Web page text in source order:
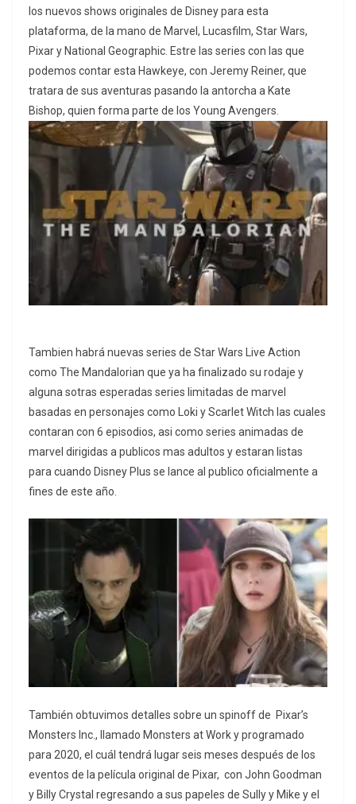
los nuevos shows originales de Disney para esta
plataforma, de la mano de Marvel, Lucasfilm, Star Wars,
Pixar y National Geographic. Estre las series con las que
podemos contar esta Hawkeye, con Jeremy Reiner, que
tratara de sus aventuras pasando la antorcha a Kate
Bishop, quien forma parte de los Young Avengers.
Tambien habrá nuevas series de Star Wars Live Action
como The Mandalorian que ya ha finalizado su rodaje y
alguna sotras esperadas series limitadas de marvel
basadas en personajes como Loki y Scarlet Witch las cuales
contaran con 6 episodios, asi como series animadas de
marvel dirigidas a publicos mas adultos y estaran listas
para cuando Disney Plus se lance al publico oficialmente a
fines de este año.
También obtuvimos detalles sobre un spinoff de Pixar’s
Monsters Inc., llamado Monsters at Work y programado
para 2020, el cuál tendrá lugar seis meses después de los
eventos de la película original de Pixar, con John Goodman
y Billy Crystal regresando a sus papeles de Sully y Mike y el